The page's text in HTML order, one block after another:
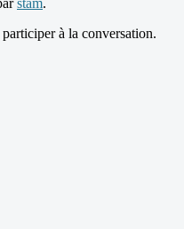
stam.
à la conversation.